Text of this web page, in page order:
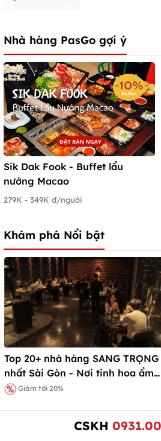
Nhà hàng PasGo gợi ý
Sik Dak Fook - Buffet lẩu
nướng Macao
279K - 349K đ/người
Khám phá Nổi bật
Top 20+ nhà hàng SANG TRỌNG
nhất Sài Gòn - Nơi tinh hoa ẩm
thực hội tụ!
Giảm tới 20%
CSKH